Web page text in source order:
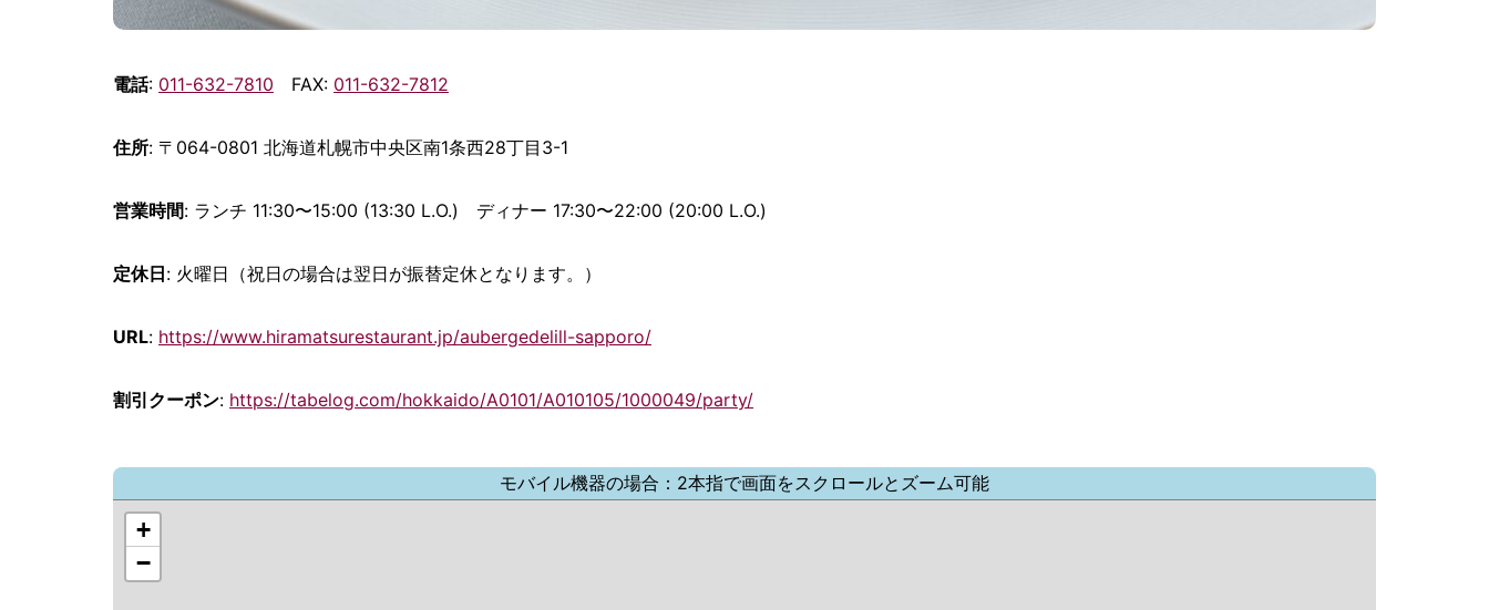
電話: 011-632-7810 FAX: 011-632-7812
住所: 〒064-0801 北海道札幌市中央区南1条西28丁目3-1
営業時間: ランチ 11:30〜15:00 (13:30 L.O.) ディナー 17:30〜22:00 (20:00 L.O.)
定休日: 火曜日（祝日の場合は翌日が振替定休となります。）
URL: https://www.hiramatsurestaurant.jp/aubergedelill-sapporo/
割引クーポン: https://tabelog.com/hokkaido/A0101/A010105/1000049/party/
モバイル機器の場合：2本指で画面をスクロールとズーム可能
+
−